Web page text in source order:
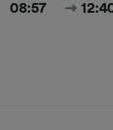
08:57